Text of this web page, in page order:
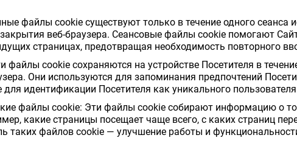
файлы cookie существуют только в течение одного сеанса
веб-браузера. Сеансовые файлы cookie помогают
страницах, предотвращая необходимость повторного
cookie сохраняются на устройстве Посетителя в
Они используются для запоминания предпочтений
идентификации Посетителя как уникального
файлы cookie: Эти файлы cookie собирают информацию о
какие страницы посещает чаще всего, с каких страниц
таких файлов cookie — улучшение работы и